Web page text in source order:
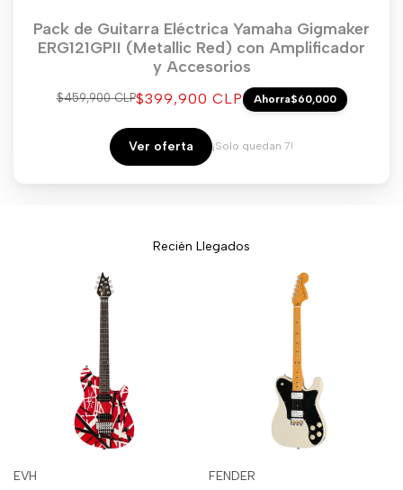
Pack de Guitarra Eléctrica Yamaha Gigmaker
ERG121GPII (Metallic Red) con Amplificador
y Accesorios
Precio
$459,900 CLPPrecio
venta
$399,900 CLP Ahorra$60,000
Ver oferta ¡Solo quedan 7!
Recién Llegados
sesión
Proveedor:
EVH
sesión
sesión
Vista
Proveedor:
FENDER